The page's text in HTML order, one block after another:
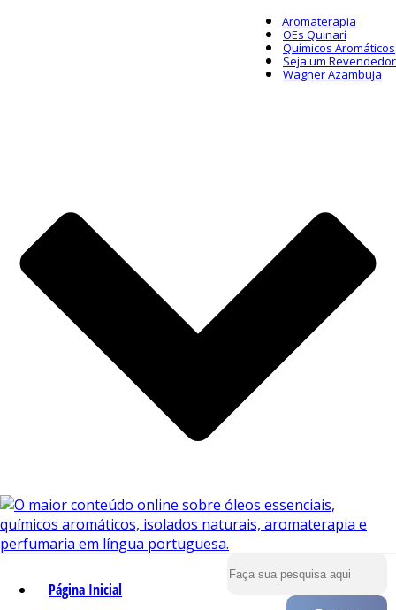
Aromaterapia
OEs Quinarí
Químicos Aromáticos
Seja um Revendedor
Wagner Azambuja
Página Inicial